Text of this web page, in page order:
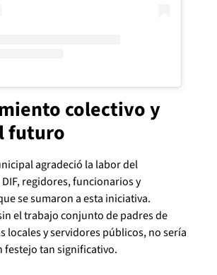
colectivo y
futuro
agradeció la labor del
regidores, funcionarios y
se sumaron a esta iniciativa.
el trabajo conjunto de padres de
locales y servidores públicos, no sería
festejo tan significativo.